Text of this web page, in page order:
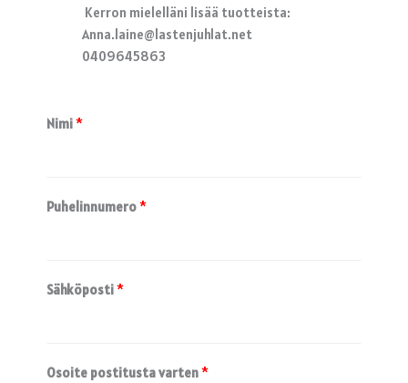
Kerron mielelläni lisää tuotteista:
Anna.laine@lastenjuhlat.net
0409645863
Nimi*
Puhelinnumero*
Sähköposti*
Osoite postitusta varten*